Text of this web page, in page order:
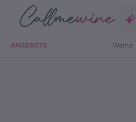
Zum Hauptinhalt springen
ANGEBOTE Weine